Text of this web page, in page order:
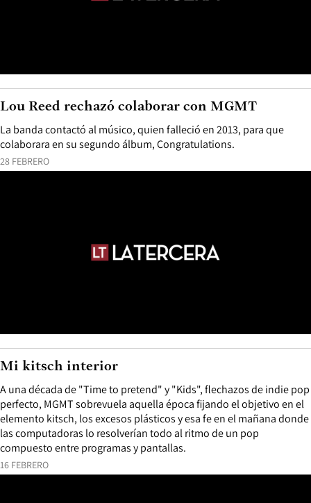
28 FEBRERO
La banda contactó al músico, quien falleció en 2013, para que
colaborara en su segundo álbum, Congratulations.
Lou Reed rechazó colaborar con MGMT
16 FEBRERO
A una década de "Time to pretend" y "Kids", flechazos de indie pop
perfecto, MGMT sobrevuela aquella época fijando el objetivo en el
elemento kitsch, los excesos plásticos y esa fe en el mañana donde
las computadoras lo resolverían todo al ritmo de un pop
compuesto entre programas y pantallas.
Mi kitsch interior